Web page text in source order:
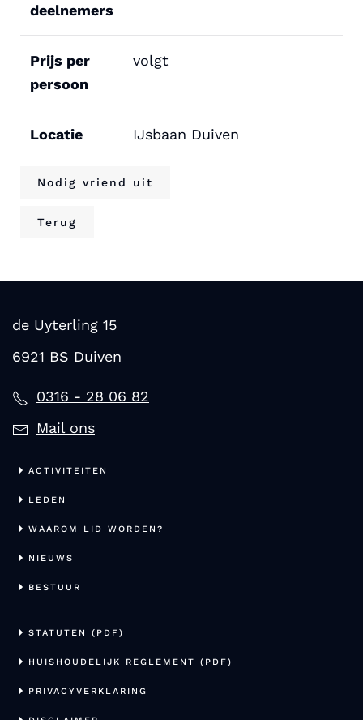
deelnemers
Prijs per
persoon
volgt
Locatie IJsbaan Duiven
Nodig vriend uit
Terug
de Uyterling 15
6921 BS Duiven
0316 - 28 06 82
Mail ons
ACTIVITEITEN
LEDEN
WAAROM LID WORDEN?
NIEUWS
BESTUUR
STATUTEN (PDF)
HUISHOUDELIJK REGLEMENT (PDF)
PRIVACYVERKLARING